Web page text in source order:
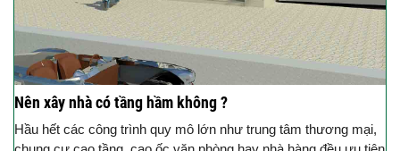
Nên xây nhà có tầng hầm không ?
Hầu hết các công trình quy mô lớn như trung tâm thương mại,